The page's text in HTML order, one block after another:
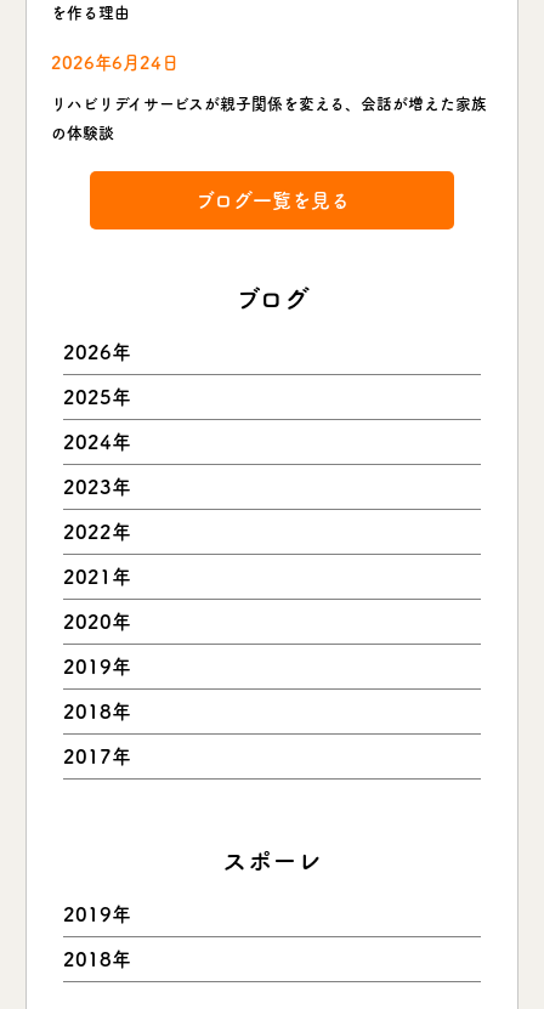
を作る理由
2026年6月24日
リハビリデイサービスが親子関係を変える、会話が増えた家族
の体験談
ブログ一覧を見る
ブログ
2026年
2025年
2024年
2023年
2022年
2021年
2020年
2019年
2018年
2017年
スポーレ
2019年
2018年